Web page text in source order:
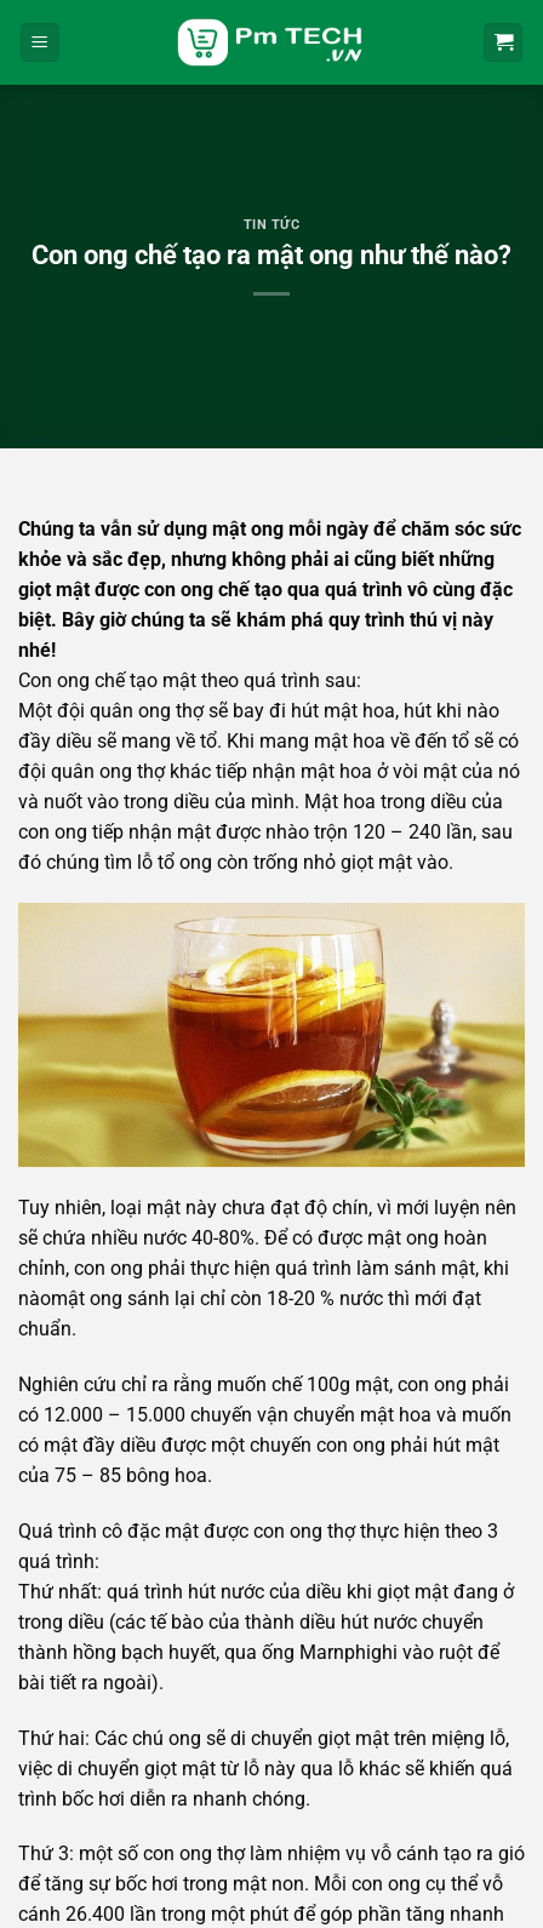
TIN TỨC
Con ong chế tạo ra mật ong như thế nào?
Chúng ta vẫn sử dụng mật ong mỗi ngày để chăm sóc sức
khỏe và sắc đẹp, nhưng không phải ai cũng biết những
giọt mật được con ong chế tạo qua quá trình vô cùng đặc
biệt. Bây giờ chúng ta sẽ khám phá quy trình thú vị này
nhé!
Con ong chế tạo mật theo quá trình sau:
Một đội quân ong thợ sẽ bay đi hút mật hoa, hút khi nào
đầy diều sẽ mang về tổ. Khi mang mật hoa về đến tổ sẽ có
đội quân ong thợ khác tiếp nhận mật hoa ở vòi mật của nó
và nuốt vào trong diều của mình. Mật hoa trong diều của
con ong tiếp nhận mật được nhào trộn 120 – 240 lần, sau
đó chúng tìm lỗ tổ ong còn trống nhỏ giọt mật vào.
Tuy nhiên, loại mật này chưa đạt độ chín, vì mới luyện nên
sẽ chứa nhiều nước 40-80%. Để có được mật ong hoàn
chỉnh, con ong phải thực hiện quá trình làm sánh mật, khi
nàomật ong sánh lại chỉ còn 18-20 % nước thì mới đạt
chuẩn.
Nghiên cứu chỉ ra rằng muốn chế 100g mật, con ong phải
có 12.000 – 15.000 chuyến vận chuyển mật hoa và muốn
có mật đầy diều được một chuyến con ong phải hút mật
của 75 – 85 bông hoa.
Quá trình cô đặc mật được con ong thợ thực hiện theo 3
quá trình:
Thứ nhất: quá trình hút nước của diều khi giọt mật đang ở
trong diều (các tế bào của thành diều hút nước chuyển
thành hồng bạch huyết, qua ống Marnphighi vào ruột để
bài tiết ra ngoài).
Thứ hai: Các chú ong sẽ di chuyển giọt mật trên miệng lỗ,
việc di chuyển giọt mật từ lỗ này qua lỗ khác sẽ khiến quá
trình bốc hơi diễn ra nhanh chóng.
Thứ 3: một số con ong thợ làm nhiệm vụ vỗ cánh tạo ra gió
để tăng sự bốc hơi trong mật non. Mỗi con ong cụ thể vỗ
cánh 26.400 lần trong một phút để góp phần tăng nhanh